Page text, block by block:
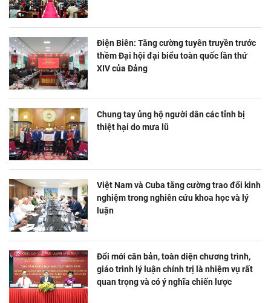
Điện Biên: Tăng cường tuyên truyền trước
thềm Đại hội đại biểu toàn quốc lần thứ
XIV của Đảng
Chung tay ủng hộ người dân các tỉnh bị
thiệt hại do mưa lũ
Việt Nam và Cuba tăng cường trao đổi kinh
nghiệm trong nghiên cứu khoa học và lý
luận
Đổi mới căn bản, toàn diện chương trình,
giáo trình lý luận chính trị là nhiệm vụ rất
quan trọng và có ý nghĩa chiến lược